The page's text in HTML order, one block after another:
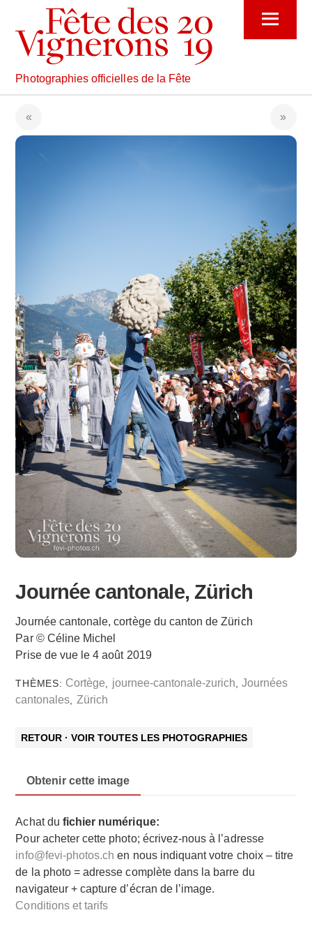
content
Menu
Photographies officielles de la Fête
Journée cantonale, Zürich
Journée cantonale, cortège du canton de Zürich
Par © Céline Michel
Prise de vue le 4 août 2019
THÈMES: Cortège journee-cantonale-zurich ,Journées
cantonales Zürich
RETOUR · VOIR TOUTES LES PHOTOGRAPHIES
Obtenir cette image
Achat du fichier numérique:
Pour acheter cette photo; écrivez-nous à l’adresse
info@fevi-photos.ch en nous indiquant votre choix – titre
de la photo = adresse complète dans la barre du
navigateur + capture d’écran de l’image.
Conditions et tarifs